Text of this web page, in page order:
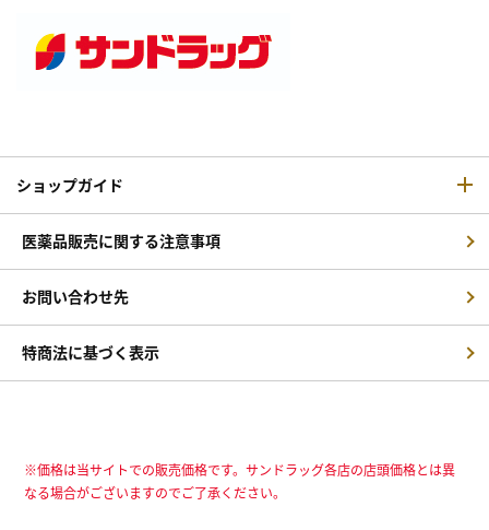
ショップガイド
医薬品販売に関する注意事項
お問い合わせ先
特商法に基づく表示
※価格は当サイトでの販売価格です。サンドラッグ各店の店頭価格とは異
なる場合がございますのでご了承ください。